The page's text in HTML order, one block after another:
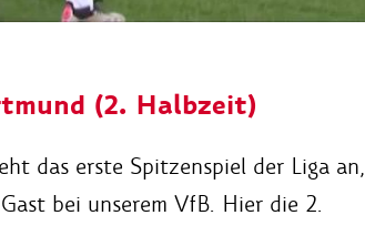
(2. Halbzeit)
das erste Spitzenspiel der Liga an,
bei unserem VfB. Hier die 2.